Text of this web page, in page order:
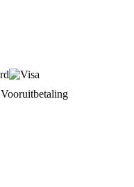
Vooruitbetaling